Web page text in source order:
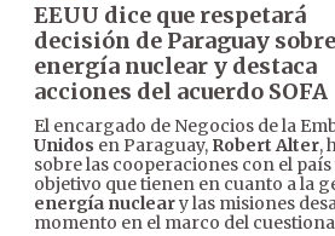
EEUU dice que respetará
decisión de Paraguay sobre
energía nuclear y destaca
acciones del acuerdo SOFA
El encargado de Negocios de la
Unidos en Paraguay, Robert Alter,
sobre las cooperaciones con el
objetivo que tienen en cuanto a la
energía nucleary las misiones
momento en el marco del